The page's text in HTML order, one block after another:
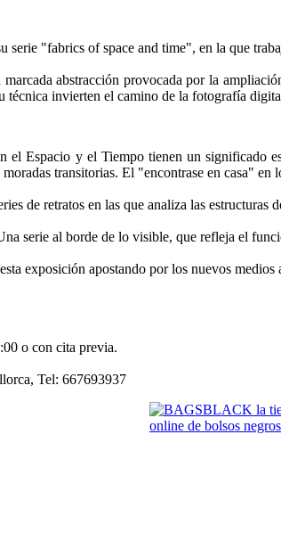
serie "fabrics of space and time", en la que
abstracción provocada por la
invierten el camino de la fotografía
el Espacio y el Tiempo tienen un significado
transitorias. El "encontrase en casa" en
de retratos en las que analiza las
serie al borde de lo visible, que refleja el
exposición apostando por los nuevos
o con cita previa.
Tel: 667693937